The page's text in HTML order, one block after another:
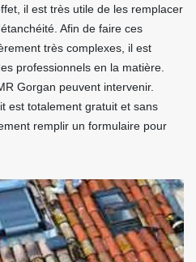
il est très utile de les remplacer
Afin de faire ces
très complexes, il est
professionnels en la matière.
Gorgan peuvent intervenir.
est totalement gratuit et sans
remplir un formulaire pour